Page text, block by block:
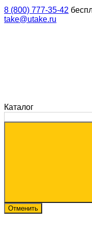
8 (800) 777-35-42
take@utake.ru
Каталог
Отменить